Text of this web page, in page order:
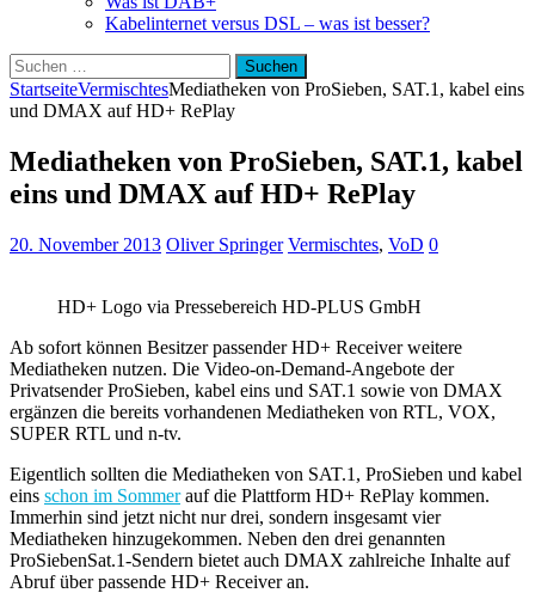
Kabelinternet versus DSL – was ist besser?
Suchen
nach:
StartseiteVermischtesMediatheken von ProSieben, SAT.1, kabel eins
und DMAX auf HD+ RePlay
Mediatheken von ProSieben, SAT.1, kabel
eins und DMAX auf HD+ RePlay
20. November 2013 Oliver Springer Vermischtes, VoD 0
HD+ Logo via Pressebereich HD-PLUS GmbH
Ab sofort können Besitzer passender HD+ Receiver weitere
Mediatheken nutzen. Die Video-on-Demand-Angebote der
Privatsender ProSieben, kabel eins und SAT.1 sowie von DMAX
ergänzen die bereits vorhandenen Mediatheken von RTL, VOX,
SUPER RTL und n-tv.
Eigentlich sollten die Mediatheken von SAT.1, ProSieben und kabel
eins schon im Sommerauf die Plattform HD+ RePlay kommen.
Immerhin sind jetzt nicht nur drei, sondern insgesamt vier
Mediatheken hinzugekommen. Neben den drei genannten
ProSiebenSat.1-Sendern bietet auch DMAX zahlreiche Inhalte auf
Abruf über passende HD+ Receiver an.